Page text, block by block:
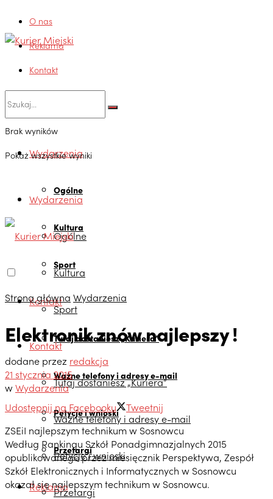
O nas
Reklama
Kontakt
Brak wyników
Pokaż wszystkie wyniki
Wydarzenia
Ogólne
Kultura
Sport
Kontakt
Tutaj dostaniesz „Kuriera”
Ważne telefony i adresy e-mail
Petycje i wnioski
Przetargi
Reklama
Wydarzenia
Ogólne
Kultura
Sport
Kontakt
Tutaj dostaniesz „Kuriera”
Ważne telefony i adresy e-mail
Petycje i wnioski
Przetargi
Strona główna Wydarzenia
Elektronik znów najlepszy !
dodane przez redakcja
21 stycznia 2015
wWydarzenia
Udostępnij na Facebooku
Tweetnij
ZSEiI najlepszym technikum w Sosnowcu
Według Rankingu Szkół Ponadgimnazjalnych 2015
opublikowanego przez miesięcznik Perspektywa, Zespół
Szkół Elektronicznych i Informatycznych w Sosnowcu
okazał się najlepszym technikum w Sosnowcu.